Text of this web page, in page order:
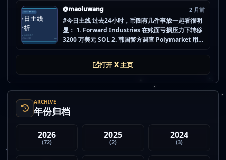
都没做扎实。 mao.lu/today-airdrop-selecti… #空
投项目 #...
@maoluwang 2 月前
#今日主线 过去24小时，币圈有几件事放一起看很明
显： 1. Forward Industries 在账面亏损压力下转移
3200 万美元 SOL 2. 韩国警方调查 Polymarket 用户
打开 X 主页
ARCHIVE
年份归档
2026
(72)
2025
(2)
2024
(3)